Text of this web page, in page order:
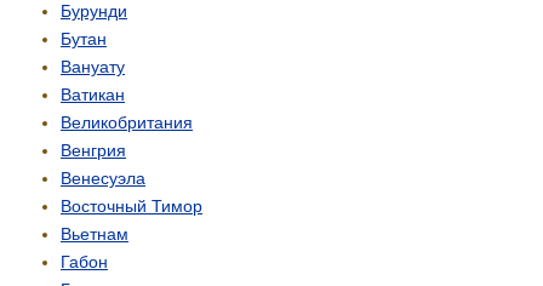
Бурунди
Бутан
Вануату
Ватикан
Великобритания
Венгрия
Венесуэла
Восточный Тимор
Вьетнам
Габон